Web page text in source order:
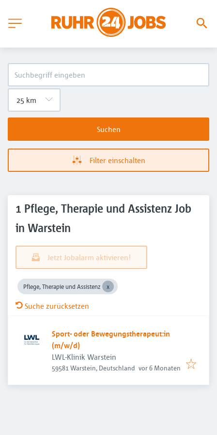
Suchen
Filter einschalten
1 Pflege, Therapie und Assistenz Job
in Warstein
Jetzt Jobalarm aktivieren!
Pflege, Therapie und Assistenz
Suche zurücksetzen
Sport- oder Bewegungstherapeut:in
(m/w/d)
LWL-Klinik Warstein
59581 Warstein, Deutschland Veröffentlicht:
vor 6 Monaten